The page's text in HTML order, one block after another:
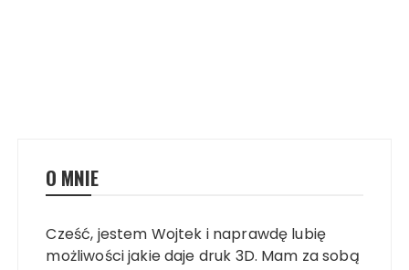
O MNIE
Cześć, jestem Wojtek i naprawdę lubię
możliwości jakie daje druk 3D. Mam za sobą